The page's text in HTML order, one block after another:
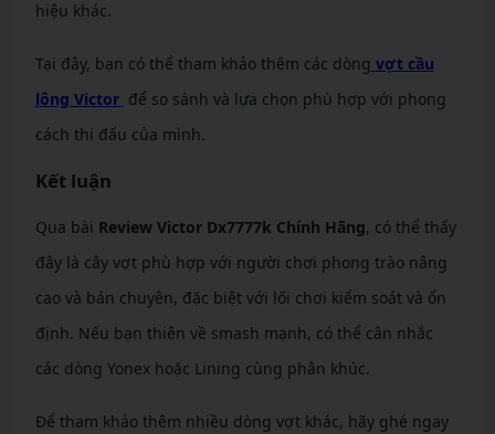
hiệu khác.
Tại đây, bạn có thể tham khảo thêm các dòng vợt cầu
lông Victor để so sánh và lựa chọn phù hợp với phong
cách thi đấu của mình.
Kết luận
Qua bài Review Victor Dx7777k Chính Hãng, có thể thấy
đây là cây vợt phù hợp với người chơi phong trào nâng
cao và bán chuyên, đặc biệt với lối chơi kiểm soát và ổn
định. Nếu bạn thiên về smash mạnh, có thể cân nhắc
các dòng Yonex hoặc Lining cùng phân khúc.
Để tham khảo thêm nhiều dòng vợt khác, hãy ghé ngay